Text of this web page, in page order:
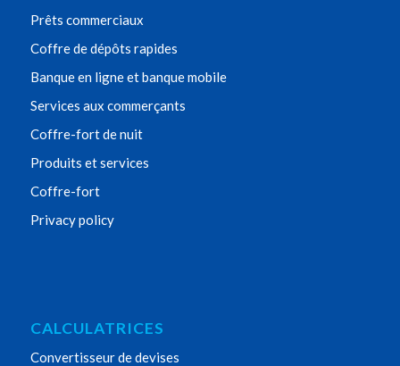
Prêts commerciaux
Coffre de dépôts rapides
Banque en ligne et banque mobile
Services aux commerçants
Coffre-fort de nuit
Produits et services
Coffre-fort
Privacy policy
CALCULATRICES
Convertisseur de devises